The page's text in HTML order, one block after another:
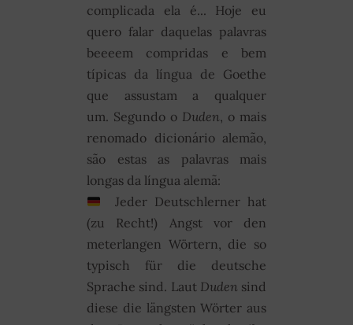
complicada ela é... Hoje eu
quero falar daquelas palavras
beeeem compridas e bem
típicas da língua de Goethe
que assustam a qualquer
um. Segundo o Duden, o mais
renomado dicionário alemão,
são estas as palavras mais
longas da língua alemã:
Jeder Deutschlerner hat
(zu Recht!) Angst vor den
meterlangen Wörtern, die so
typisch für die deutsche
Sprache sind. Laut Duden sind
diese die längsten Wörter aus